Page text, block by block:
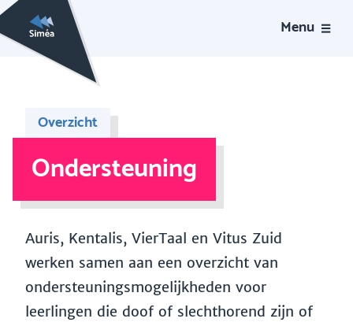
Menu
Overzicht
Ondersteuning
Auris, Kentalis, VierTaal en Vitus Zuid
werken samen aan een overzicht van
ondersteuningsmogelijkheden voor
leerlingen die doof of slechthorend zijn of